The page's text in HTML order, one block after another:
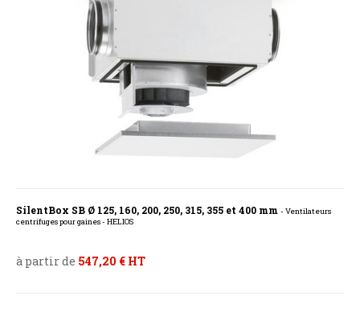
SilentBox SB Ø 125, 160, 200, 250, 315, 355 et 400 mm - Ventilateurs
centrifuges pour gaines - HELIOS
à partir de 547,20 € HT